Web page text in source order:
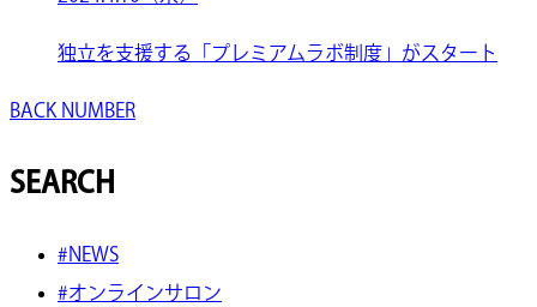
独立を支援する「プレミアムラボ制度」がスタート
BACK NUMBER
SEARCH
#NEWS
#オンラインサロン